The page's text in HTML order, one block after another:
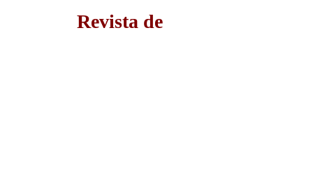
Revista de